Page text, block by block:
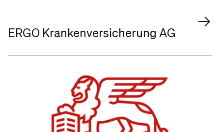
ERGO Krankenversicherung AG